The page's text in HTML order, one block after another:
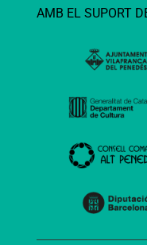
AMB EL SUPORT